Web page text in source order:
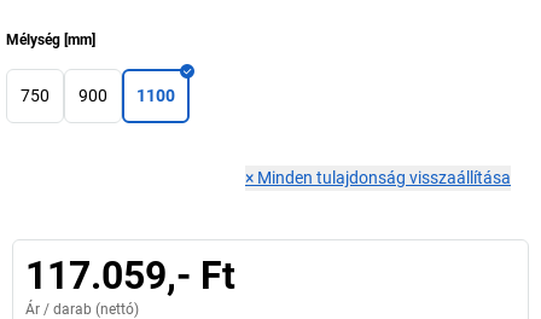
Mélység [mm]
750 900 1100
× Minden tulajdonság visszaállítása
117.059,- Ft
Ár / darab (nettó)